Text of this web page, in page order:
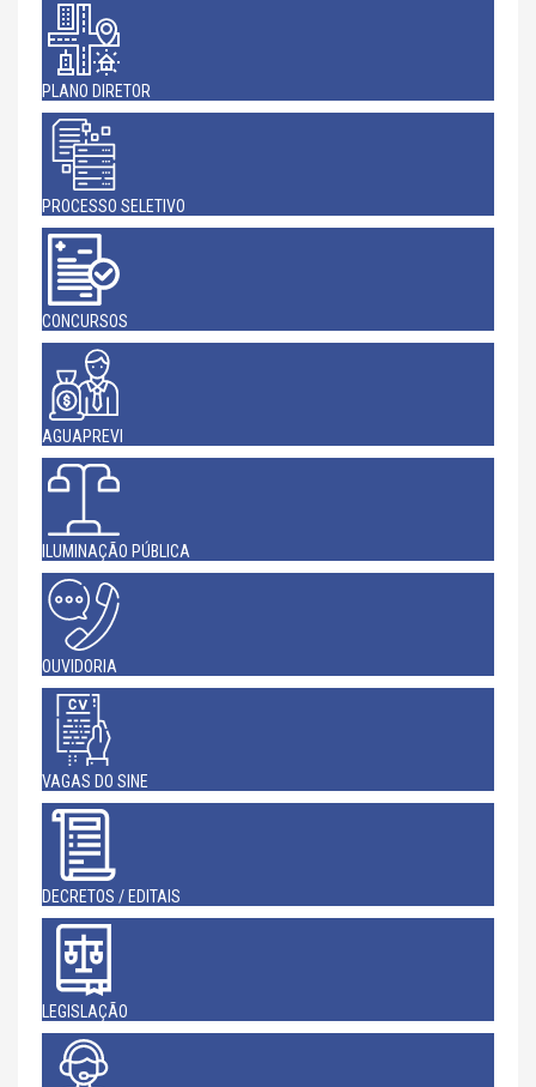
PLANO DIRETOR
PROCESSO SELETIVO
CONCURSOS
AGUAPREVI
ILUMINAÇÃO PÚBLICA
OUVIDORIA
VAGAS DO SINE
DECRETOS / EDITAIS
LEGISLAÇÃO